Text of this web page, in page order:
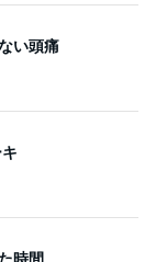
い頭痛
時間